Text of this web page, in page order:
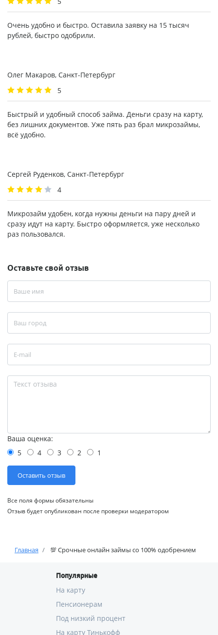
Очень удобно и быстро. Оставила заявку на 15 тысяч
рублей, быстро одобрили.
Олег Макаров, Санкт-Петербург
5
Быстрый и удобный способ займа. Деньги сразу на карту,
без лишних документов. Уже пять раз брал микрозаймы,
всё удобно.
Сергей Руденков, Санкт-Петербург
4
Микрозайм удобен, когда нужны деньги на пару дней и
сразу идут на карту. Быстро оформляется, уже несколько
раз пользовался.
Оставьте свой отзыв
Ваша оценка:
5
4 3 2 1
Все поля формы обязательны
Отзыв будет опубликован после проверки модератором
Главная 💯 Срочные онлайн займы со 100% одобрением
Популярные
На карту
Пенсионерам
Под низкий процент
На карту Тинькофф